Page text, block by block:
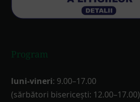
Program
luni-vineri: 9.00–17.00
(sărbători bisericești: 12.00–17.00)